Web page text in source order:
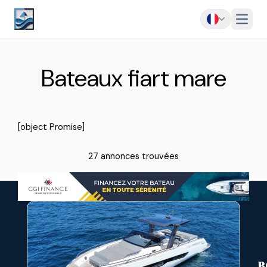
Menu
Bateaux fiart mare
[object Promise]
27 annonces trouvées